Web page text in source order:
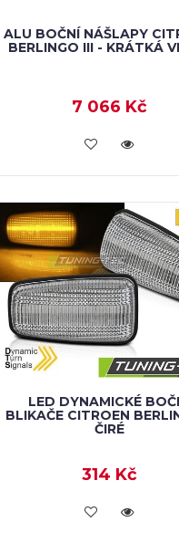
ALU BOČNÍ NÁŠLAPY
BERLINGO III - KRÁTKÁ
7 066 Kč
KOUPIT
LED DYNAMICKÉ
BLIKAČE CITROEN
ČIRÉ
314 Kč
KOUPIT